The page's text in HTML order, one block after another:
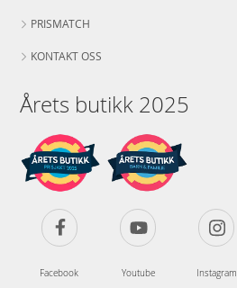
PRISMATCH
KONTAKT OSS
Årets butikk 2025
Facebook Youtube Instagram